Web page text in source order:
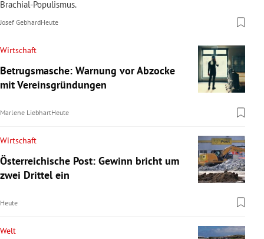
Brachial-Populismus.
Josef GebhardHeute
Wirtschaft
Betrugsmasche: Warnung vor Abzocke
mit Vereinsgründungen
Marlene LiebhartHeute
Wirtschaft
Österreichische Post: Gewinn bricht um
zwei Drittel ein
Heute
Welt